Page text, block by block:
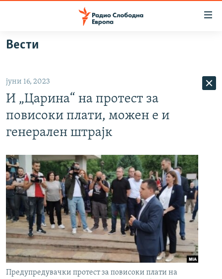
Оди
на
Оди
на
главната
навигација
на
ВИЗУЕЛНО
ВЕСТИ
ПРИЈАВИ СЕ ЗА ЊУЗЛЕТЕР
ПОДКАСТ ЗОШТО?
СЛЕДЕТЕ НЕ
РСЕ веб страници
Вести
јуни 16, 2023
И „Царина“ на протест за
повисоки плати, можен е и
генерален штрајк
Предупредувачки протест за повисоки плати на